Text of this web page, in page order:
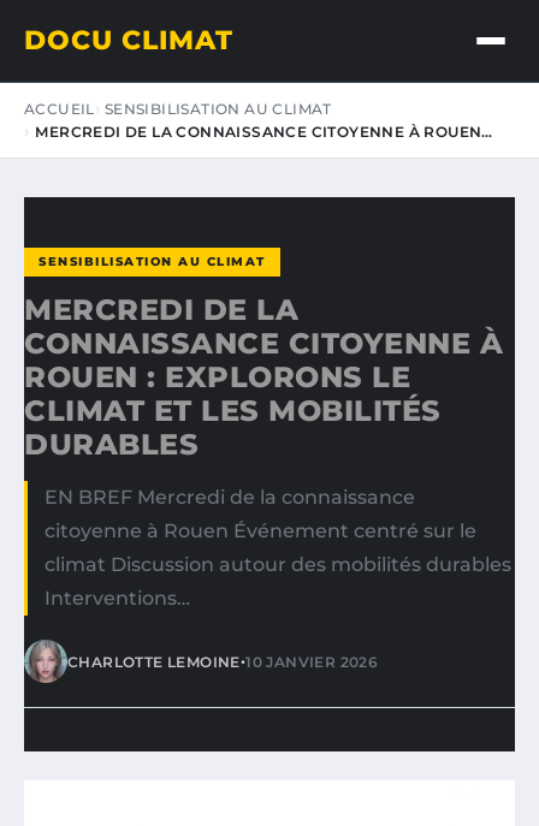
DOCU CLIMAT
ACCUEIL SENSIBILISATION AU CLIMAT
MERCREDI DE LA CONNAISSANCE CITOYENNE À ROUEN…
SENSIBILISATION AU CLIMAT
MERCREDI DE LA
CONNAISSANCE CITOYENNE À
ROUEN : EXPLORONS LE
CLIMAT ET LES MOBILITÉS
DURABLES
EN BREF Mercredi de la connaissance
citoyenne à Rouen Événement centré sur le
climat Discussion autour des mobilités durables
Interventions…
CHARLOTTE LEMOINE•10 JANVIER 2026